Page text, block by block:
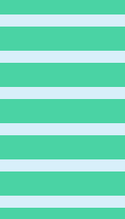
ワクチンを接種した